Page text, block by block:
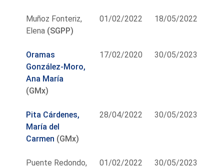
Muñoz Fonteriz,
Elena (SGPP)
01/02/2022 18/05/2022
Oramas
González-Moro,
Ana María
(GMx)
17/02/2020 30/05/2023
Pita Cárdenes,
María del
Carmen (GMx)
28/04/2022 30/05/2023
Puente Redondo,
01/02/2022 30/05/2023